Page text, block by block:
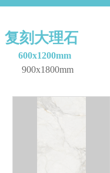
复刻大理石
600x1200mm
900x1800mm